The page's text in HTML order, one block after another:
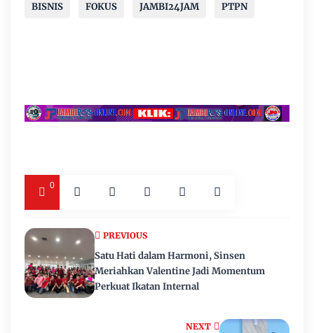
BISNIS FOKUS JAMBI24JAM PTPN
0
NEXT
PREVIOUS
Satu Hati dalam Harmoni, Sinsen
Meriahkan Valentine Jadi Momentum
Perkuat Ikatan Internal